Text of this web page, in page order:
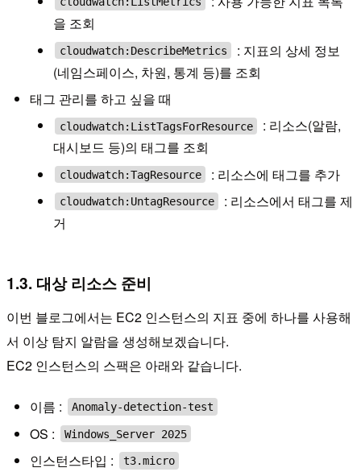
을 조회
cloudwatch:DescribeMetrics
: 지표의 상세 정보
(네임스페이스, 차원, 통계 등)를 조회
태그 관리를 하고 싶을 때
cloudwatch:ListTagsForResource
: 리소스(알람,
대시보드 등)의 태그를 조회
cloudwatch:TagResource : 리소스에 태그를 추가
cloudwatch:UntagResource
: 리소스에서 태그를 제
거
1.3. 대상 리소스 준비
이번 블로그에서는 EC2 인스턴스의 지표 중에 하나를 사용해
서 이상 탐지 알람을 생성해보겠습니다.
EC2 인스턴스의 스팩은 아래와 같습니다.
이름 : Anomaly-detection-test
OS : Windows_Server 2025
인스턴스타입 : t3.micro